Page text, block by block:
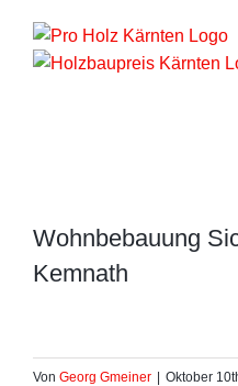
Inhalt
springen
Wohnbebauung
Kemnath
Von Georg Gmeiner | Oktober